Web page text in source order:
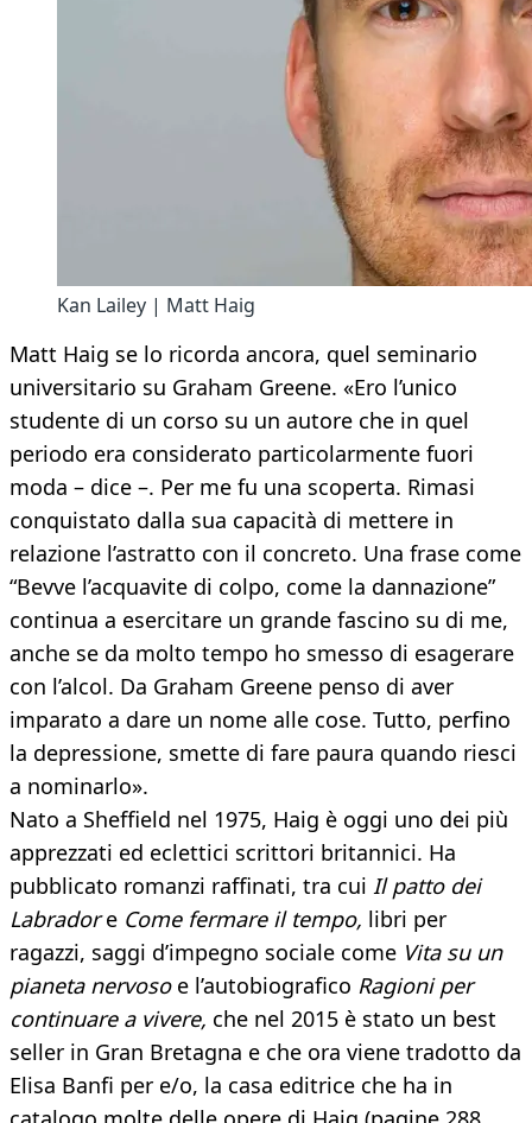
Kan Lailey | Matt Haig
Matt Haig se lo ricorda ancora, quel seminario
universitario su Graham Greene. «Ero l’unico
studente di un corso su un autore che in quel
periodo era considerato particolarmente fuori
moda – dice –. Per me fu una scoperta. Rimasi
conquistato dalla sua capacità di mettere in
relazione l’astratto con il concreto. Una frase come
“Bevve l’acquavite di colpo, come la dannazione”
continua a esercitare un grande fascino su di me,
anche se da molto tempo ho smesso di esagerare
con l’alcol. Da Graham Greene penso di aver
imparato a dare un nome alle cose. Tutto, perfino
la depressione, smette di fare paura quando riesci
a nominarlo».
Nato a Sheffield nel 1975, Haig è oggi uno dei più
apprezzati ed eclettici scrittori britannici. Ha
pubblicato romanzi raffinati, tra cui Il patto dei
Labradore Come fermare il tempo, libri per
ragazzi, saggi d’impegno sociale come Vita su un
pianeta nervoso e l’autobiografico Ragioni per
continuare a vivere, che nel 2015 è stato un best
seller in Gran Bretagna e che ora viene tradotto da
Elisa Banfi per e/o, la casa editrice che ha in